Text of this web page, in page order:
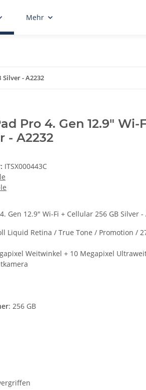
Mehr
Silver - A2232
Pro 4. Gen 12.9" Wi-
- A2232
ITSX000443C
Gen 12.9" Wi-Fi + Cellular 256 GB Silver -
Liquid Retina / True Tone / Promotion /
Weitwinkel + 10 Megapixel
: 256 GB